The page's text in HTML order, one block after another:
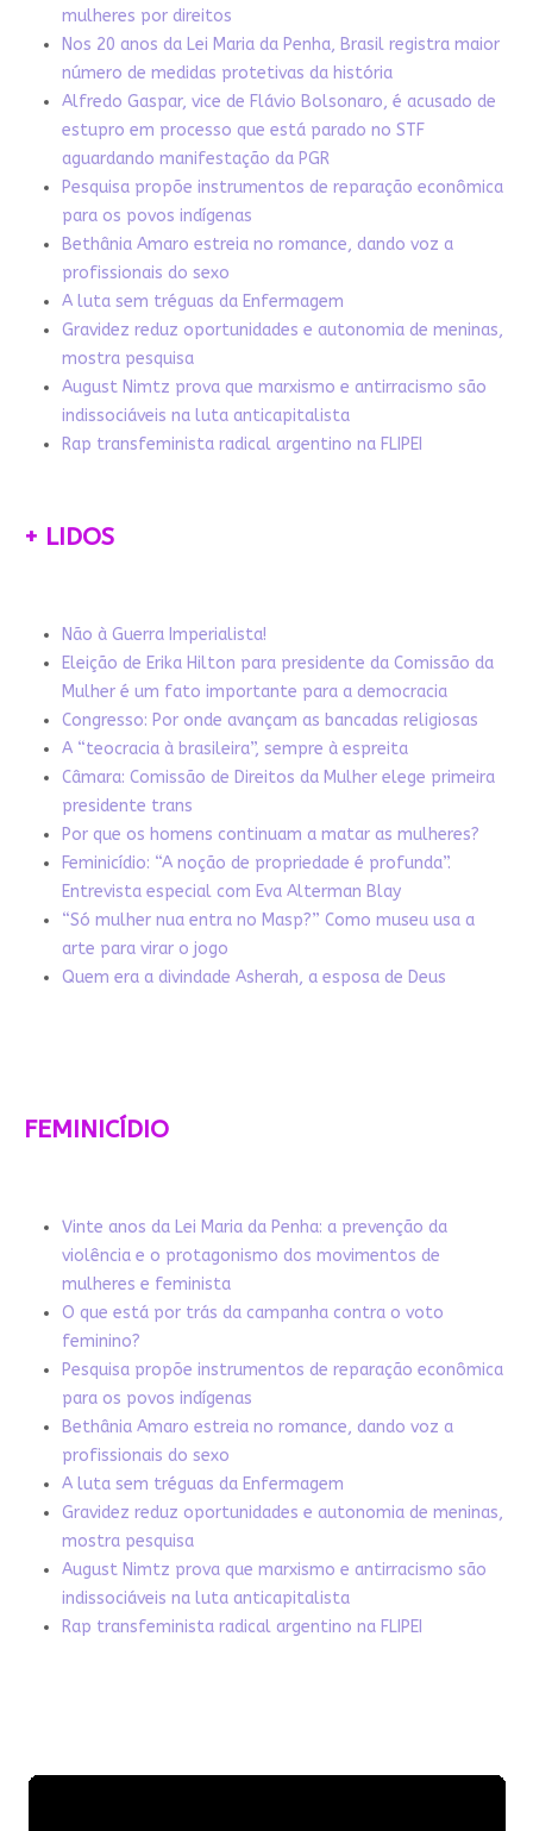
mulheres por direitos
Nos 20 anos da Lei Maria da Penha, Brasil registra maior
número de medidas protetivas da história
Alfredo Gaspar, vice de Flávio Bolsonaro, é acusado de
estupro em processo que está parado no STF
aguardando manifestação da PGR
Pesquisa propõe instrumentos de reparação econômica
para os povos indígenas
Bethânia Amaro estreia no romance, dando voz a
profissionais do sexo
A luta sem tréguas da Enfermagem
Gravidez reduz oportunidades e autonomia de meninas,
mostra pesquisa
August Nimtz prova que marxismo e antirracismo são
indissociáveis na luta anticapitalista
Rap transfeminista radical argentino na FLIPEI
+ LIDOS
Não à Guerra Imperialista!
Eleição de Erika Hilton para presidente da Comissão da
Mulher é um fato importante para a democracia
Congresso: Por onde avançam as bancadas religiosas
A “teocracia à brasileira”, sempre à espreita
Câmara: Comissão de Direitos da Mulher elege primeira
presidente trans
Por que os homens continuam a matar as mulheres?
Feminicídio: “A noção de propriedade é profunda”.
Entrevista especial com Eva Alterman Blay
“Só mulher nua entra no Masp?” Como museu usa a
arte para virar o jogo
Quem era a divindade Asherah, a esposa de Deus
FEMINICÍDIO
Vinte anos da Lei Maria da Penha: a prevenção da
violência e o protagonismo dos movimentos de
mulheres e feminista
O que está por trás da campanha contra o voto
feminino?
Pesquisa propõe instrumentos de reparação econômica
para os povos indígenas
Bethânia Amaro estreia no romance, dando voz a
profissionais do sexo
A luta sem tréguas da Enfermagem
Gravidez reduz oportunidades e autonomia de meninas,
mostra pesquisa
August Nimtz prova que marxismo e antirracismo são
indissociáveis na luta anticapitalista
Rap transfeminista radical argentino na FLIPEI